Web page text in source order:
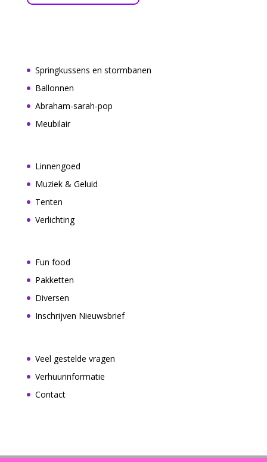
Springkussens en stormbanen
Ballonnen
Abraham-sarah-pop
Meubilair
Linnengoed
Muziek & Geluid
Tenten
Verlichting
Fun food
Pakketten
Diversen
Inschrijven Nieuwsbrief
Veel gestelde vragen
Verhuurinformatie
Contact